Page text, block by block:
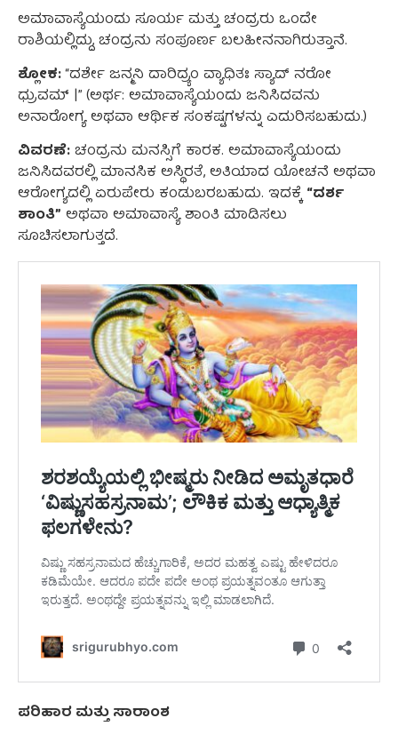
ಅಮಾವಾಸ್ಯೆಯಂದು ಸೂರ್ಯ ಮತ್ತು ಚಂದ್ರರು ಒಂದೇ
ರಾಶಿಯಲ್ಲಿದ್ದು, ಚಂದ್ರನು ಸಂಪೂರ್ಣ ಬಲಹೀನನಾಗಿರುತ್ತಾನೆ.
ಶ್ಲೋಕ:“ದರ್ಶೇ ಜನ್ಮನಿ ದಾರಿದ್ರ್ಯಂ ವ್ಯಾಧಿತಃ ಸ್ಯಾದ್ ನರೋ
ಧ್ರುವಮ್ |” (ಅರ್ಥ: ಅಮಾವಾಸ್ಯೆಯಂದು ಜನಿಸಿದವನು
ಅನಾರೋಗ್ಯ ಅಥವಾ ಆರ್ಥಿಕ ಸಂಕಷ್ಟಗಳನ್ನು ಎದುರಿಸಬಹುದು.)
ವಿವರಣೆ:ಚಂದ್ರನು ಮನಸ್ಸಿಗೆ ಕಾರಕ. ಅಮಾವಾಸ್ಯೆಯಂದು
ಜನಿಸಿದವರಲ್ಲಿ ಮಾನಸಿಕ ಅಸ್ಥಿರತೆ, ಅತಿಯಾದ ಯೋಚನೆ ಅಥವಾ
ಆರೋಗ್ಯದಲ್ಲಿ ಏರುಪೇರು ಕಂಡುಬರಬಹುದು. ಇದಕ್ಕೆ“ದರ್ಶ
ಶಾಂತಿ” ಅಥವಾ ಅಮಾವಾಸ್ಯೆ ಶಾಂತಿ ಮಾಡಿಸಲು
ಸೂಚಿಸಲಾಗುತ್ತದೆ.
ಪರಿಹಾರ ಮತ್ತು ಸಾರಾಂಶ